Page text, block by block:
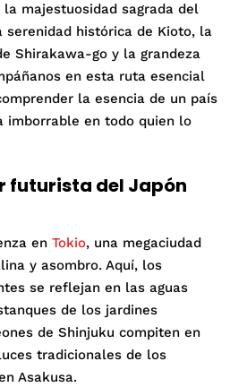
majestuosidad sagrada del
serenidad histórica de Kioto, la
Shirakawa-go y la grandeza
en esta ruta esencial
la esencia de un país
imborrable en todo quien lo
futurista del Japón
en Tokio, una megaciudad
y asombro. Aquí, los
se reflejan en las aguas
de los jardines
de Shinjuku compiten en
tradicionales de los
Asakusa.